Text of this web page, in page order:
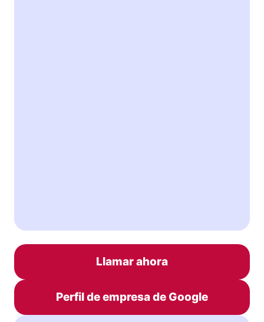
Llamar ahora
Perfil de empresa de Google